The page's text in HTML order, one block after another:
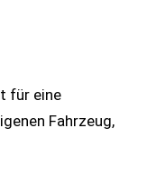
für eine
Fahrzeug,